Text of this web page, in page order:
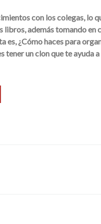
con los colegas, lo
además tomando en
es, ¿Cómo haces para
tener un clon que te ayuda a